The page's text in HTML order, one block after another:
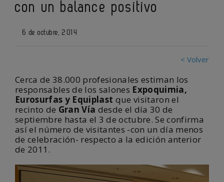
con un balance positivo
6 de octubre, 2014
< Volver
Cerca de 38.000 profesionales estiman los
responsables de los salones Expoquimia,
Eurosurfas y Equiplast que visitaron el
recinto de Gran Vía desde el día 30 de
septiembre hasta el 3 de octubre. Se confirma
así el número de visitantes -con un día menos
de celebración- respecto a la edición anterior
de 2011.